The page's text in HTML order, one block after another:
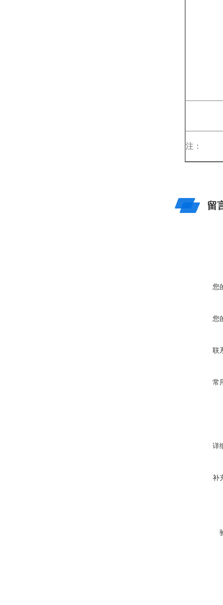
注：
留
您
您
联
常
详
补